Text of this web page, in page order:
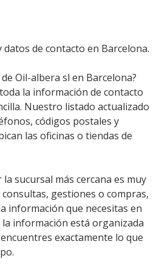
de contacto en Barcelona.
Oil-albera sl en Barcelona?
la información de contacto
Nuestro listado actualizado
códigos postales y
las oficinas o tiendas de
sucursal más cercana es muy
consultas, gestiones o compras,
información que necesitas en
información está organizada
exactamente lo que